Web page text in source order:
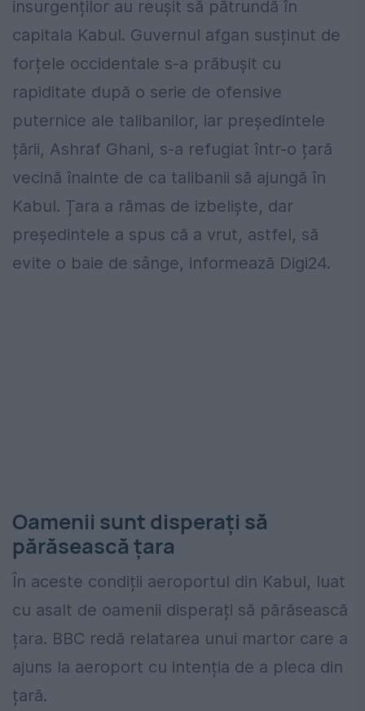
insurgenților au reușit să pătrundă în
capitala Kabul. Guvernul afgan susținut de
forțele occidentale s-a prăbușit cu
rapiditate după o serie de ofensive
puternice ale talibanilor, iar președintele
țării, Ashraf Ghani, s-a refugiat într-o țară
vecină înainte de ca talibanii să ajungă în
Kabul. Țara a rămas de izbeliște, dar
președintele a spus că a vrut, astfel, să
evite o baie de sânge, informează Digi24.
Oamenii sunt disperați să
părăsească țara
În aceste condiții aeroportul din Kabul, luat
cu asalt de oamenii disperați să părăsească
țara. BBC redă relatarea unui martor care a
ajuns la aeroport cu intenția de a pleca din
țară.